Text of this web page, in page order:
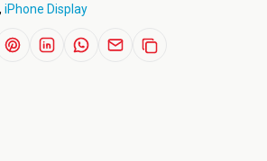
, iPhone Display